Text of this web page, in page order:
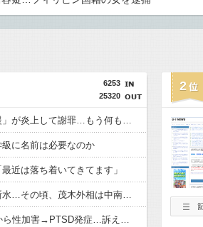
6253
25320
【言葉狩り】「ママ応援」が炎上して謝罪…もう何も言えない
級に名前は必要なのか
近は落ち着いてきてます」
【悲報】熊本は猛暑と断水…その頃、茂木外相は中南米でニッコリ動画公開
NHK職員、番組出演者から性加害→PTSD発症…訴えても放置されていた模様
2